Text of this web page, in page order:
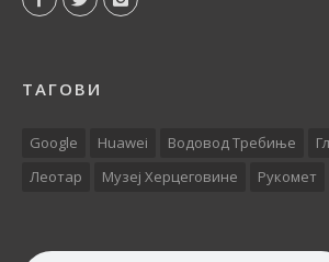
ТАГОВИ
Google Huawei Водовод Требиње
Леотар
Музеј Херцеговине Рукомет